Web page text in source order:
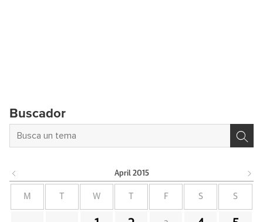
Buscador
April 2015
M W F S S